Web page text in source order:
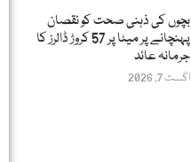
بچوں کی ذہنی صحت کو نقصان
پہنچانے پر میٹا پر 57 کروڑ ڈالرز کا
جرمانہ عائد
اگست 7, 2026